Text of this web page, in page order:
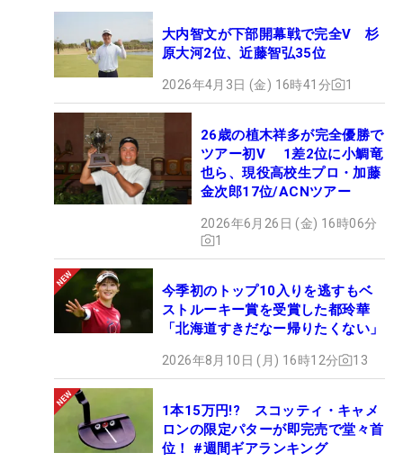
大内智文が下部開幕戦で完全V 杉
原大河2位、近藤智弘35位
2026年4月3日 (金) 16時41分 1
26歳の植木祥多が完全優勝で
ツアー初V 1差2位に小鯛竜
也ら、現役高校生プロ・加藤
金次郎17位/ACNツアー
2026年6月26日 (金) 16時06分
1
今季初のトップ10入りを逃すもベ
ストルーキー賞を受賞した都玲華
「北海道すきだなー帰りたくない」
2026年8月10日 (月) 16時12分 13
1本15万円!? スコッティ・キャメ
ロンの限定パターが即完売で堂々首
位！ #週間ギアランキング